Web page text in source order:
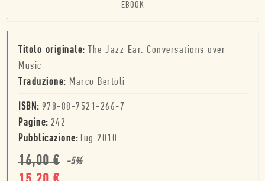
EBOOK
Titolo originale: The Jazz Ear. Conversations over
Music
Traduzione: Marco Bertoli
ISBN: 978-88-7521-266-7
Pagine: 242
Pubblicazione: lug 2010
16,00€ -5%